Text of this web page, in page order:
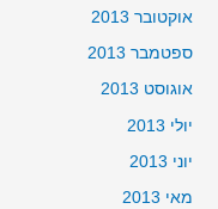
אוקטובר 2013
ספטמבר 2013
אוגוסט 2013
יולי 2013
יוני 2013
מאי 2013